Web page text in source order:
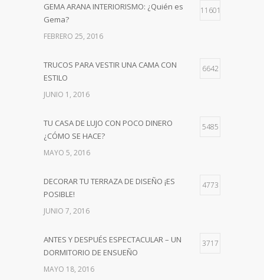
GEMA ARANA INTERIORISMO: ¿Quién es
Gema?
11601
FEBRERO 25, 2016
TRUCOS PARA VESTIR UNA CAMA CON
ESTILO
6642
JUNIO 1, 2016
TU CASA DE LUJO CON POCO DINERO
¿CÓMO SE HACE?
5485
MAYO 5, 2016
DECORAR TU TERRAZA DE DISEÑO ¡ES
POSIBLE!
4773
JUNIO 7, 2016
ANTES Y DESPUÉS ESPECTACULAR – UN
DORMITORIO DE ENSUEÑO
3717
MAYO 18, 2016